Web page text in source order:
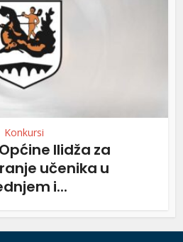
Konkursi
Ilidža za
učenika u
i...